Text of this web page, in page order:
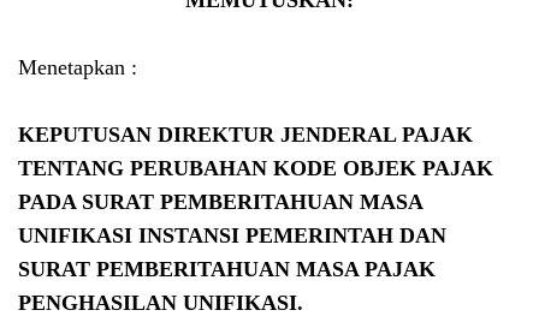
Menetapkan :
KEPUTUSAN DIREKTUR JENDERAL PAJAK
TENTANG PERUBAHAN KODE OBJEK PAJAK
PADA SURAT PEMBERITAHUAN MASA
UNIFIKASI INSTANSI PEMERINTAH DAN
SURAT PEMBERITAHUAN MASA PAJAK
PENGHASILAN UNIFIKASI.